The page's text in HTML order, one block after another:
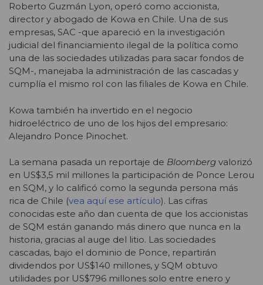
Roberto Guzmán Lyon, operó como accionista,
director y abogado de Kowa en Chile. Una de sus
empresas, SAC -que apareció en la investigación
judicial del financiamiento ilegal de la política como
una de las sociedades utilizadas para sacar fondos de
SQM-, manejaba la administración de las cascadas y
cumplía el mismo rol con las filiales de Kowa en Chile.
Kowa también ha invertido en el negocio
hidroeléctrico de uno de los hijos del empresario:
Alejandro Ponce Pinochet.
La semana pasada un reportaje de Bloomberg valorizó
en US$3,5 mil millones la participación de Ponce Lerou
en SQM, y lo calificó como la segunda persona más
rica de Chile (vea aquí ese artículo). Las cifras
conocidas este año dan cuenta de que los accionistas
de SQM están ganando más dinero que nunca en la
historia, gracias al auge del litio. Las sociedades
cascadas, bajo el dominio de Ponce, repartirán
dividendos por US$140 millones, y SQM obtuvo
utilidades por US$796 millones solo entre enero y